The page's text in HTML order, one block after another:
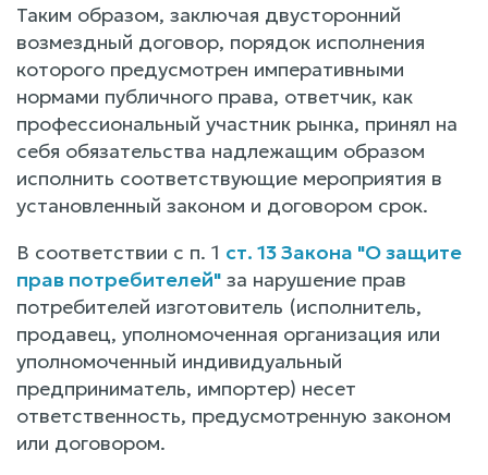
Таким образом, заключая двусторонний
возмездный договор, порядок исполнения
которого предусмотрен императивными
нормами публичного права, ответчик, как
профессиональный участник рынка, принял на
себя обязательства надлежащим образом
исполнить соответствующие мероприятия в
установленный законом и договором срок.
В соответствии с п. 1 ст. 13 Закона "О защите
прав потребителей" за нарушение прав
потребителей изготовитель (исполнитель,
продавец, уполномоченная организация или
уполномоченный индивидуальный
предприниматель, импортер) несет
ответственность, предусмотренную законом
или договором.